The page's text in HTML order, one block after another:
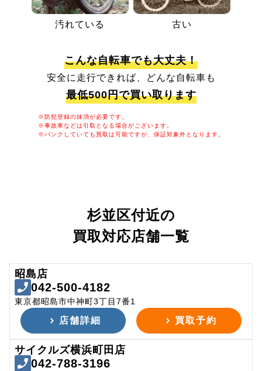
汚れている 古い
こんな自転車でも大丈夫！
安全に走行できれば、どんな自転車も
最低500円で買い取ります
※防犯登録の抹消が必要です。
※事故車などは引取となる場合がございます。
※パンクしていても買取は可能ですが、保証対象外となります。
杉並区付近の
買取対応店舗一覧
昭島店
042-500-4182
東京都昭島市中神町3丁目7番1
店舗詳細 買取予約
サイクルズ横浜町田店
042-788-3196